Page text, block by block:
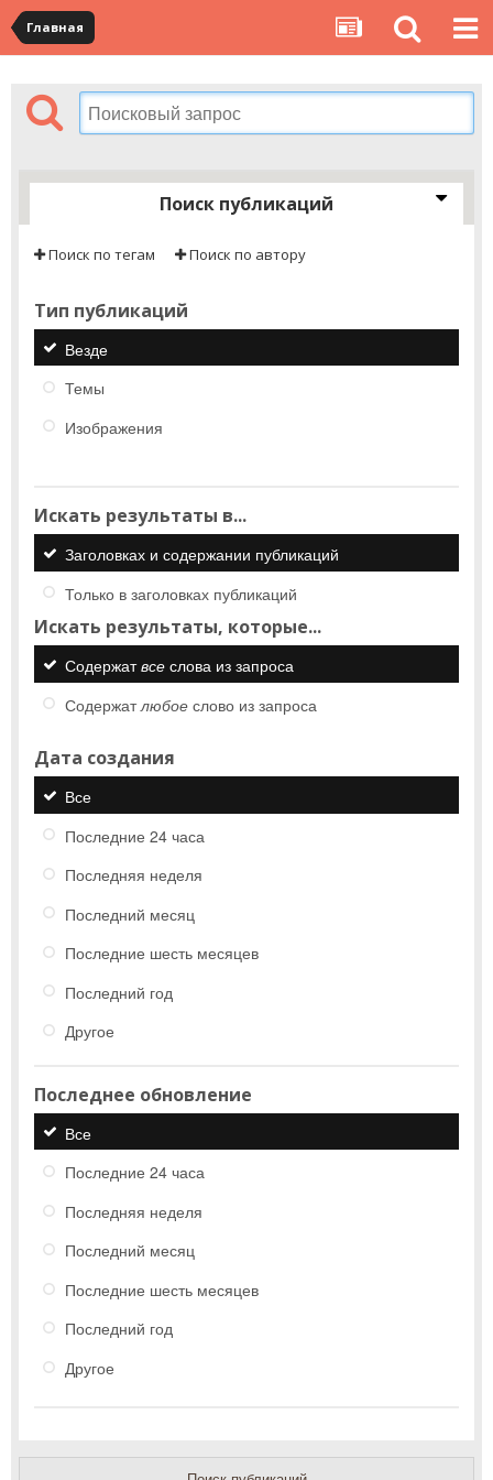
Главная
Поиск публикаций
Поиск по тегам Поиск по автору
Тип публикаций
Везде
Темы
Изображения
Искать результаты в...
Заголовках и содержании публикаций
Только в заголовках публикаций
Искать результаты, которые...
Содержатвсе слова из запроса
Содержатлюбое слово из запроса
Дата создания
Все
Последние 24 часа
Последняя неделя
Последний месяц
Последние шесть месяцев
Последний год
Другое
Последнее обновление
Все
Последние 24 часа
Последняя неделя
Последний месяц
Последние шесть месяцев
Последний год
Другое